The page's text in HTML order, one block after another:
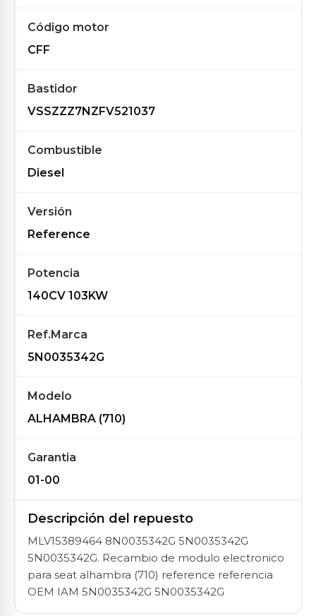
Código motor
CFF
Bastidor
VSSZZZ7NZFV521037
Combustible
Diesel
Versión
Reference
Potencia
140CV 103KW
Ref.Marca
5N0035342G
Modelo
ALHAMBRA (710)
Garantia
01-00
Descripción del repuesto
MLV15389464 8N0035342G 5N0035342G
5N0035342G. Recambio de modulo electronico
para seat alhambra (710) reference referencia
OEM IAM 5N0035342G 5N0035342G